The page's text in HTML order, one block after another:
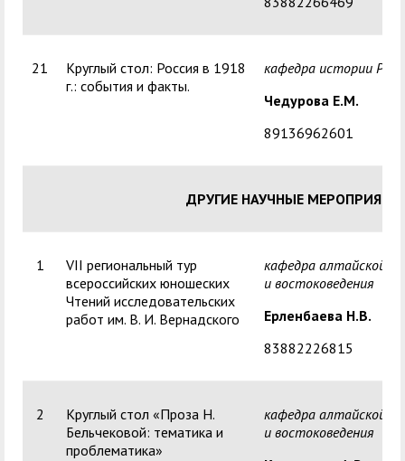
21
Круглый стол: Россия в 1918
г.: события и факты.
кафедра истории
Чедурова Е.М.
89136962601
ДРУГИЕ НАУЧНЫЕ
1
VII региональный тур
всероссийских юношеских
Чтений исследовательских
работ им. В. И. Вернадского
кафедра алтайской
и востоковедения
Ерленбаева Н.В.
83882226815
2
Круглый стол «Проза Н.
Бельчековой: тематика и
проблематика»
кафедра алтайской
и востоковедения